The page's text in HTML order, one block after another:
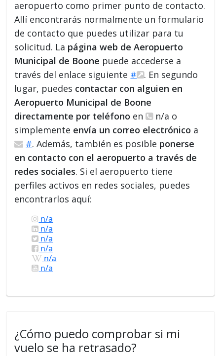
aeropuerto como primer punto de contacto.
Allí encontrarás normalmente un formulario
de contacto que puedes utilizar para tu
solicitud. La página web de Aeropuerto
Municipal de Boone puede accederse a
través del enlace siguiente #
. En segundo
lugar, puedes contactar con alguien en
Aeropuerto Municipal de Boone
directamente por teléfono en
n/a o
simplemente envía un correo electrónico a
#. Además, también es posible ponerse
en contacto con el aeropuerto a través de
redes sociales. Si el aeropuerto tiene
perfiles activos en redes sociales, puedes
encontrarlos aquí:
n/a
n/a
n/a
n/a
n/a
n/a
¿Cómo puedo comprobar si mi
vuelo se ha retrasado?